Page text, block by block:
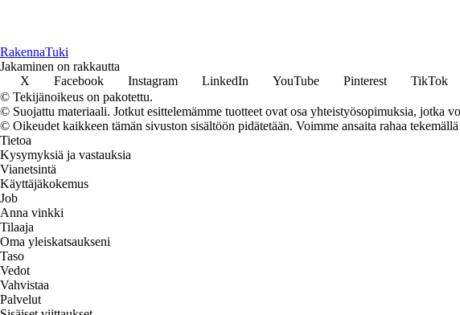
RakennaTuki
Jakaminen on rakkautta
X
Facebook Instagram LinkedIn YouTube Pinterest TikTok
© Tekijänoikeus on pakotettu.
© Suojattu materiaali. Jotkut esittelemämme tuotteet ovat osa yhteistyösopimuksia, jotka
© Oikeudet kaikkeen tämän sivuston sisältöön pidätetään. Voimme ansaita rahaa
Tietoa
Kysymyksiä ja vastauksia
Vianetsintä
Käyttäjäkokemus
Job
Anna vinkki
Tilaaja
Oma yleiskatsaukseni
Taso
Vedot
Vahvistaa
Palvelut